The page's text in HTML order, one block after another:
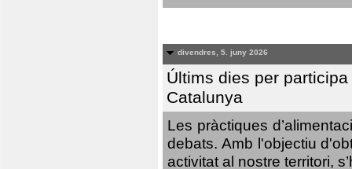
divendres, 5. juny 2026
Últims dies per
Catalunya
Les pràctiques
debats. Amb l'objectiu
activitat al nostre territori,